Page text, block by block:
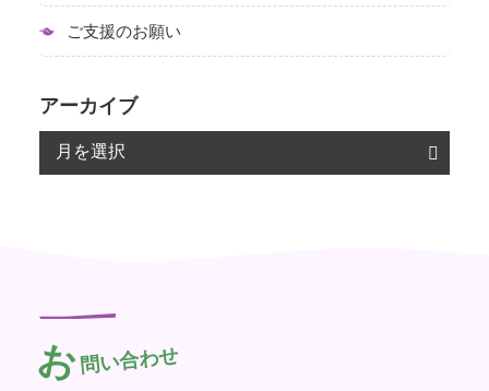
ご支援のお願い
アーカイブ
お問い合わせ